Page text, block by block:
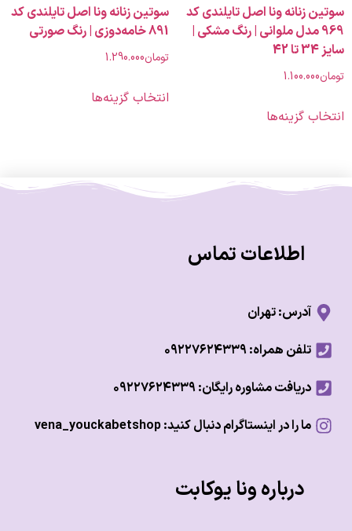
ونا اصل تایلندی کد
مدل ملوانی | رنگ مشکی |
گزینه‌ها
سوتین زنانه ونا اصل تایلندی کد
891 خامه‌دوزی | رنگ صورتی
1.290.000
انتخاب گزینه‌ها
اطلاعات تماس
آدرس: تهران
تلفن همراه: ۰۹۲۲۷۶۲۴۳۳۹
دریافت مشاوره رایگان: ۰۹۲۲۷۶۲۴۳۳۹
ما را در اینستاگرام دنبال کنید: vena_youckabetshop
درباره ونا یوکابت